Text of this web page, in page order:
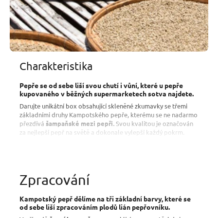
Charakteristika
Pepře se od sebe liší svou chutí i vůní, které u pepře
kupovaného v běžných supermarketech sotva najdete.
Darujte unikátní box obsahující skleněné zkumavky se třemi
základními druhy Kampotského pepře, kterému se ne nadarmo
přezdívá šampaňské mezi pepři.Svou kvalitou je označován
za nejlepší pepř na světě a dokonale vylepší každý pokrm.
tóny. Dominantní je aroma
doprovází vůně borovice a zemité tóny kambodžské horské
půdy plné minerálů.
Vzácný červený pepř je explozíovocných tónů s jemnější
Zpracování
Kampotský pepř dělíme na tři základní barvy, které se
od sebe liší zpracováním plodů lián pepřovníku.